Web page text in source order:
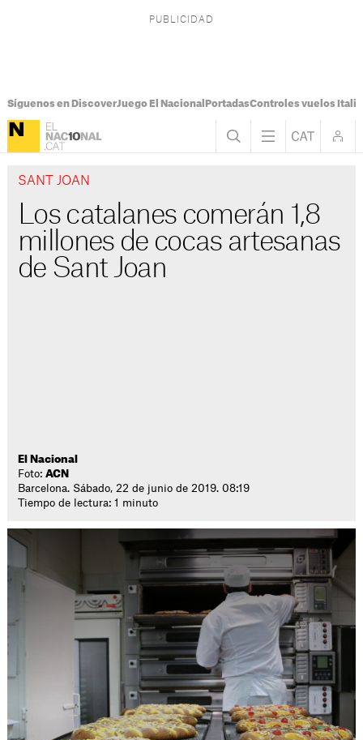
Síguenos en DiscoverJuego El Nacional PortadasControles vuelos Italia
SANT JOAN
Los catalanes comerán 1,8
millones de cocas artesanas
de Sant Joan
El Nacional
Foto:ACN
Barcelona. Sábado, 22 de junio de 2019. 08:19
Tiempo de lectura: 1 minuto